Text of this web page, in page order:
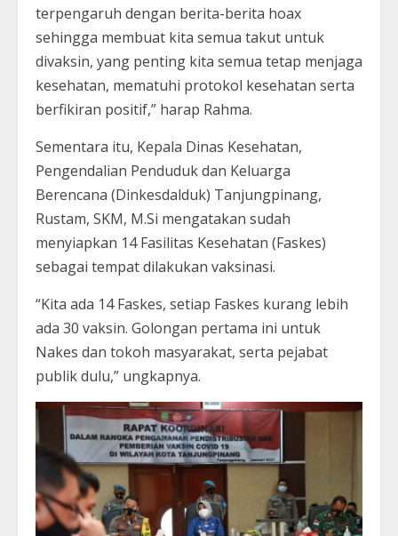
terpengaruh dengan berita-berita hoax
sehingga membuat kita semua takut untuk
divaksin, yang penting kita semua tetap menjaga
kesehatan, mematuhi protokol kesehatan serta
berfikiran positif,” harap Rahma.
Sementara itu, Kepala Dinas Kesehatan,
Pengendalian Penduduk dan Keluarga
Berencana (Dinkesdalduk) Tanjungpinang,
Rustam, SKM, M.Si mengatakan sudah
menyiapkan 14 Fasilitas Kesehatan (Faskes)
sebagai tempat dilakukan vaksinasi.
“Kita ada 14 Faskes, setiap Faskes kurang lebih
ada 30 vaksin. Golongan pertama ini untuk
Nakes dan tokoh masyarakat, serta pejabat
publik dulu,” ungkapnya.